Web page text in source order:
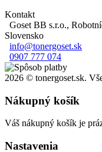
Kontakt
Goset BB s.r.o.,
Slovensko
info@tonergoset.sk
0907 777 074
2026 © tonergoset.sk.
Nákupný košík
Váš nákupný košík je
Nastavenia